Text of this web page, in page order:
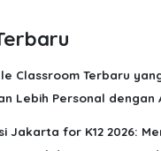
Digital dan Integrasi AI di